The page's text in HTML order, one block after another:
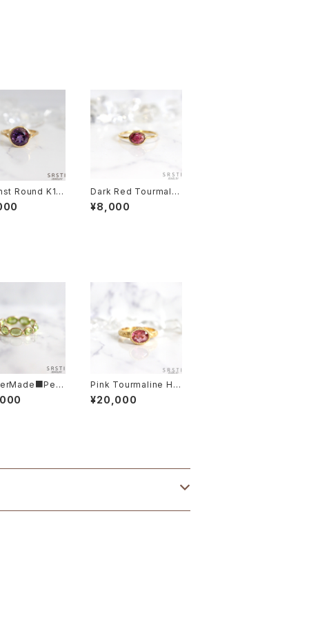
Round K18
Ring
Dark Red Tourmalin
e K18GP Ring
¥8,000
K18 Gold Et
Pink Tourmaline Ha
nd Carving K18GP R
ing
¥20,000